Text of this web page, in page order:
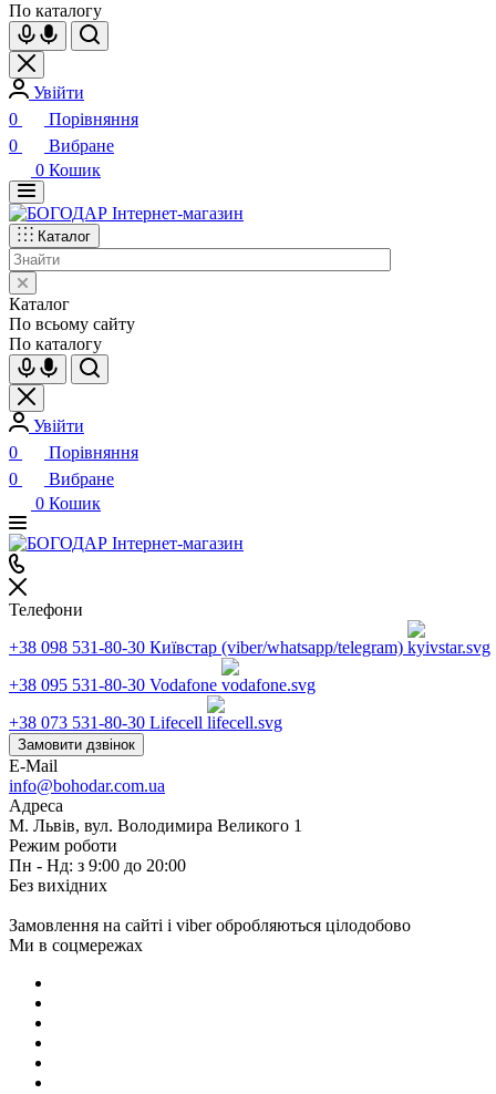
По каталогу
Увійти
0
Порівняння
0
Вибране
0 Кошик
Каталог
Каталог
По всьому сайту
По каталогу
Увійти
0
Порівняння
0
Вибране
0 Кошик
Телефони
+38 098 531-80-30 Київстар (viber/whatsapp/telegram)
+38 095 531-80-30 Vodafone
+38 073 531-80-30 Lifecell
Замовити дзвінок
E-Mail
info@bohodar.com.ua
Адреса
М. Львів, вул. Володимира Великого 1
Режим роботи
Пн - Нд: з 9:00 до 20:00
Без вихідних
Замовлення на сайті і viber обробляються цілодобово
Ми в соцмережах